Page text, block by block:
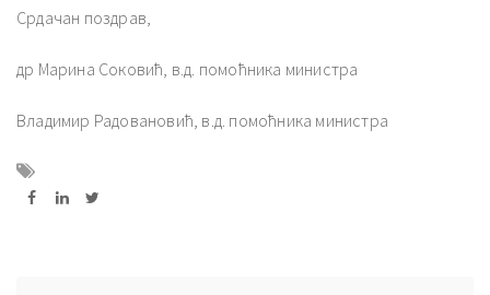
Срдачан поздрав,
др Марина Соковић, в.д. помоћника министра
Владимир Радовановић, в.д. помоћника министра